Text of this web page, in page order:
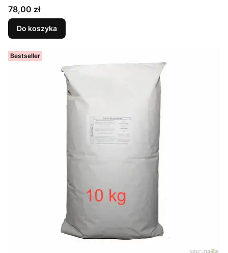
Cena
78,00 zł
Do koszyka
Bestseller